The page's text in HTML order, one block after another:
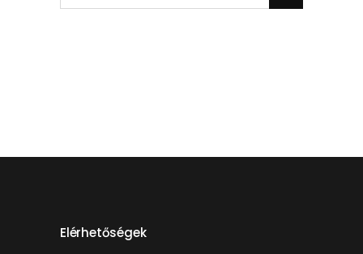
Elérhetőségek